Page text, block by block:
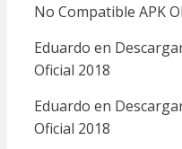
No Compatible APK
Eduardo en
Oficial 2018
Eduardo en
Oficial 2018